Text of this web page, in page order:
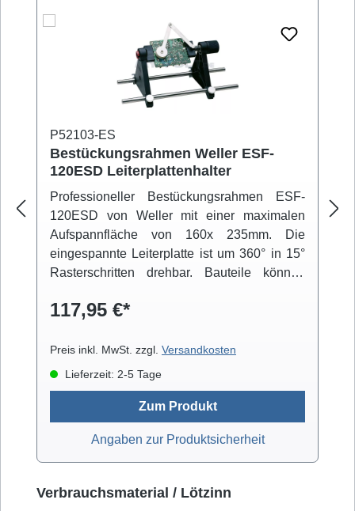
P52103-ES
Bestückungsrahmen Weller ESF-
120ESD Leiterplattenhalter
Professioneller Bestückungsrahmen ESF-
120ESD von Weller mit einer maximalen
Aufspannfläche von 160x 235mm. Die
eingespannte Leiterplatte ist um 360° in 15°
Rasterschritten drehbar. Bauteile können
Der niedrige Schwerpunkt der Konstruktion
einen rutschfesten Stand.
117,95 €*
Preis inkl. MwSt. zzgl. Versandkosten
Lieferzeit: 2-5 Tage
Zum Produkt
Angaben zur Produktsicherheit
Produktgalerie überspringen
Verbrauchsmaterial / Lötzinn